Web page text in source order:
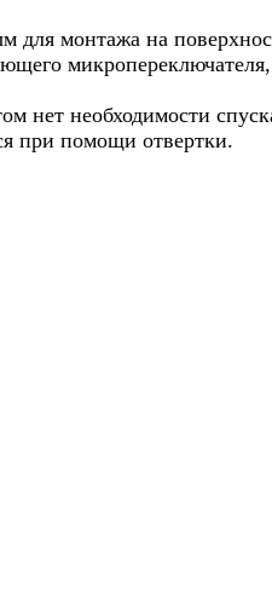
монтажа на
необходимости
при помощи отвертки.